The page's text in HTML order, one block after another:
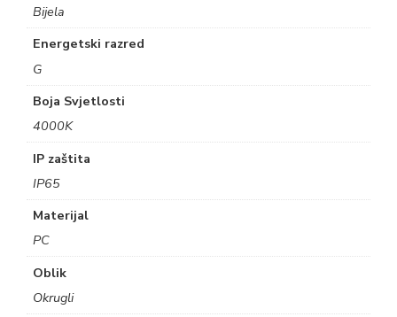
Bijela
Energetski razred
G
Boja Svjetlosti
4000K
IP zaštita
IP65
Materijal
PC
Oblik
Okrugli